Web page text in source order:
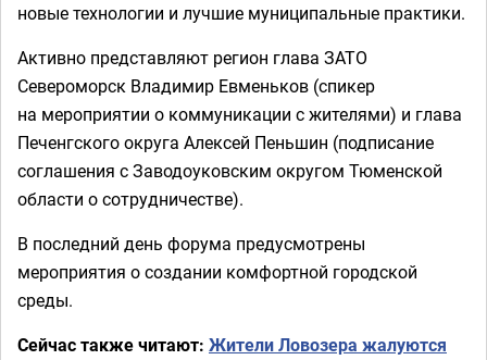
новые технологии и лучшие муниципальные практики.
Активно представляют регион глава ЗАТО
Североморск Владимир Евменьков (спикер
на мероприятии о коммуникации с жителями) и глава
Печенгского округа Алексей Пеньшин (подписание
соглашения с Заводоуковским округом Тюменской
области о сотрудничестве).
В последний день форума предусмотрены
мероприятия о создании комфортной городской
среды.
Сейчас также читают: Жители Ловозера жалуются